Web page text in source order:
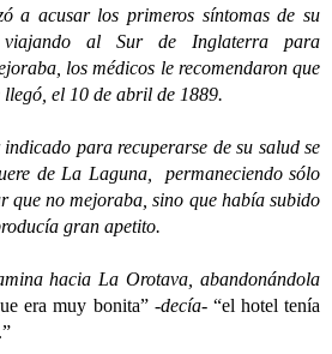
a acusar los primeros síntomas de su
viajando al Sur de Inglaterra para
los médicos le recomendaron que
el 10 de abril de 1889.
para recuperarse de su salud se
de La Laguna, permaneciendo sólo
que no mejoraba, sino que había subido
gran apetito.
hacia La Orotava, abandonándola
era muy bonita”-decía- “el hotel tenía